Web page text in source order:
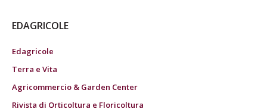
EDAGRICOLE
Edagricole
Terra e Vita
Agricommercio & Garden Center
Rivista di Orticoltura e Floricoltura